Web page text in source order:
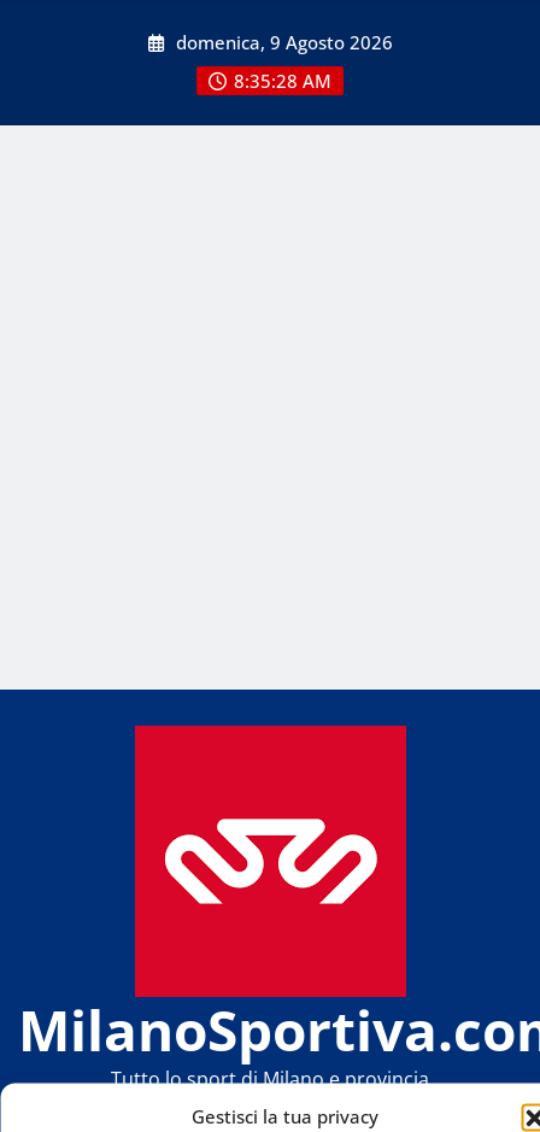
Gestisci la tua privacy
domenica, 9 Agosto 2026
8:35:28 AM
Tutto lo sport di Milano e provincia